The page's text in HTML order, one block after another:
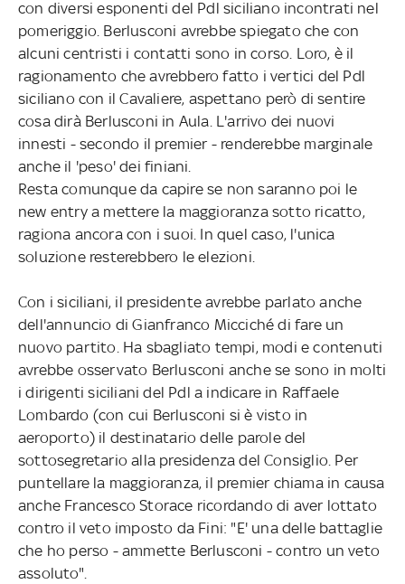
con diversi esponenti del Pdl siciliano incontrati nel
pomeriggio. Berlusconi avrebbe spiegato che con
alcuni centristi i contatti sono in corso. Loro, è il
ragionamento che avrebbero fatto i vertici del Pdl
siciliano con il Cavaliere, aspettano però di sentire
cosa dirà Berlusconi in Aula. L'arrivo dei nuovi
innesti - secondo il premier - renderebbe marginale
anche il 'peso' dei finiani.
Resta comunque da capire se non saranno poi le
new entry a mettere la maggioranza sotto ricatto,
ragiona ancora con i suoi. In quel caso, l'unica
soluzione resterebbero le elezioni.
Con i siciliani, il presidente avrebbe parlato anche
dell'annuncio di Gianfranco Micciché di fare un
nuovo partito. Ha sbagliato tempi, modi e contenuti
avrebbe osservato Berlusconi anche se sono in molti
i dirigenti siciliani del Pdl a indicare in Raffaele
Lombardo (con cui Berlusconi si è visto in
aeroporto) il destinatario delle parole del
sottosegretario alla presidenza del Consiglio. Per
puntellare la maggioranza, il premier chiama in causa
anche Francesco Storace ricordando di aver lottato
contro il veto imposto da Fini: "E' una delle battaglie
che ho perso - ammette Berlusconi - contro un veto
assoluto".